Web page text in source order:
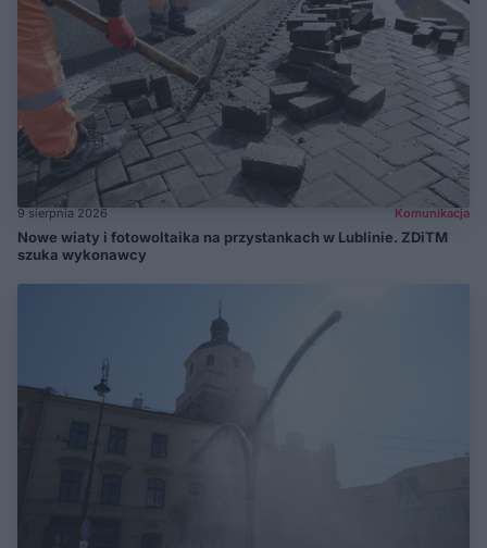
9 sierpnia 2026 Komunikacja
Nowe wiaty i fotowoltaika na przystankach w Lublinie. ZDiTM
szuka wykonawcy